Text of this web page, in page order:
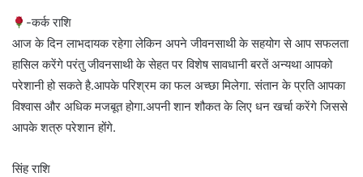
-कर्क राशि
आज के दिन लाभदायक रहेगा लेकिन अपने जीवनसाथी के सहयोग से आप सफलता
हासिल करेंगे परंतु जीवनसाथी के सेहत पर विशेष सावधानी बरतें अन्यथा आपको
परेशानी हो सकते है.आपके परिश्रम का फल अच्छा मिलेगा. संतान के प्रति आपका
विश्वास और अधिक मजबूत होगा.अपनी शान शौकत के लिए धन खर्चा करेंगे जिससे
आपके शत्रु परेशान होंगे.
सिंह राशि